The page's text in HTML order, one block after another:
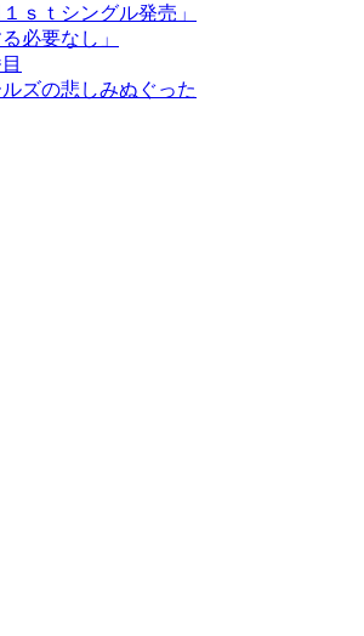
ｓｔシングル発売」
必要なし」
ズの悲しみぬぐった